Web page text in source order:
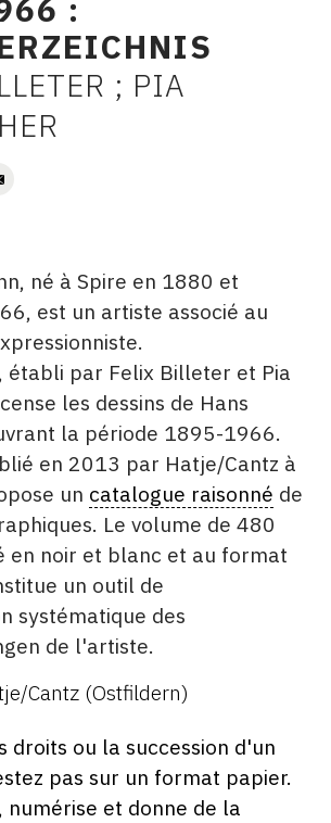
CONTACT
CGU
FACEBOOK
TWITTER
PINTEREST
:
; PIA
né à Spire en 1880 et
est un artiste associé au
établi par Felix Billeter et Pia
les dessins de Hans
la période 1895-1966.
en 2013 par Hatje/Cantz à
un catalogue raisonné de
Le volume de 480
en noir et blanc et au format
un outil de
systématique des
de l'artiste.
Cantz (Ostfildern)
droits ou la succession d'un
pas sur un format papier.
numérise et donne de la